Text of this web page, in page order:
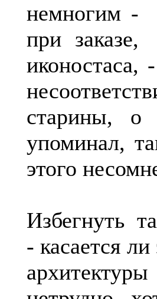
немногим -
при
иконостаса,
старины,
упоминал,
этого
Избегнуть
- касается